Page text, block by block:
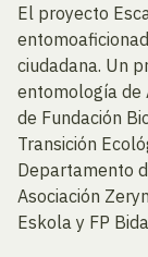
El proyecto
ciudadana. Un
entomología de
de Fundación
Transición
Departamento
Asociación
Eskola y FP